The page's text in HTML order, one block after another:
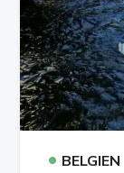
• BELGIEN